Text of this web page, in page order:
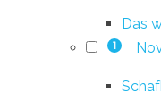
Das
1